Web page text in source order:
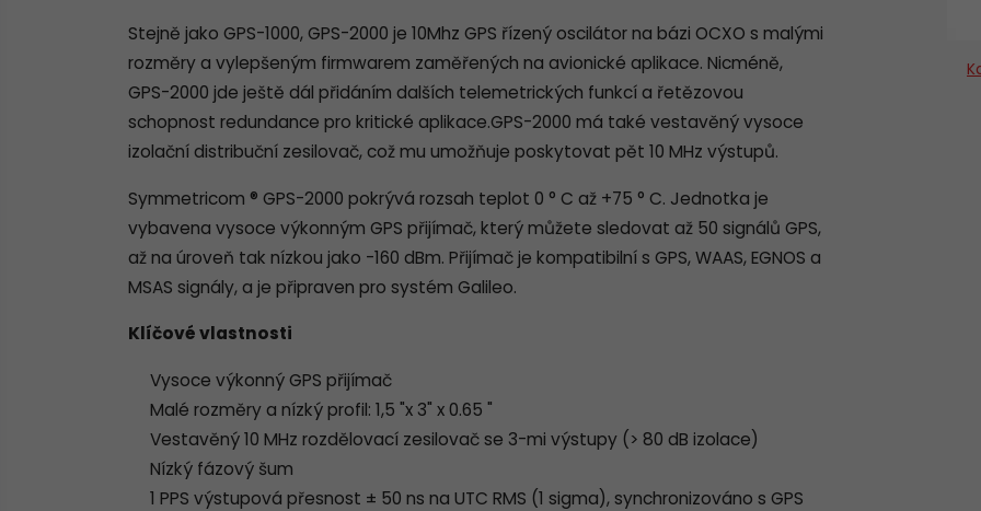
Stejně jako GPS-1000, GPS-2000 je 10Mhz GPS řízený oscilátor na bázi OCXO s malými
rozměry a vylepšeným firmwarem zaměřených na avionické aplikace. Nicméně,
GPS-2000 jde ještě dál přidáním dalších telemetrických funkcí a řetězovou
schopnost redundance pro kritické aplikace.GPS-2000 má také vestavěný vysoce
izolační distribuční zesilovač, což mu umožňuje poskytovat pět 10 MHz výstupů.
Symmetricom ® GPS-2000 pokrývá rozsah teplot 0 ° C až +75 ° C. Jednotka je
vybavena vysoce výkonným GPS přijímač, který můžete sledovat až 50 signálů GPS,
až na úroveň tak nízkou jako -160 dBm. Přijímač je kompatibilní s GPS, WAAS, EGNOS a
MSAS signály, a je připraven pro systém Galileo.
Klíčové vlastnosti
Vysoce výkonný GPS přijímač
Malé rozměry a nízký profil: 1,5 "x 3" x 0.65 "
Vestavěný 10 MHz rozdělovací zesilovač se 3-mi výstupy (> 80 dB izolace)
Nízký fázový šum
1 PPS výstupová přesnost ± 50 ns na UTC RMS (1 sigma), synchronizováno s GPS